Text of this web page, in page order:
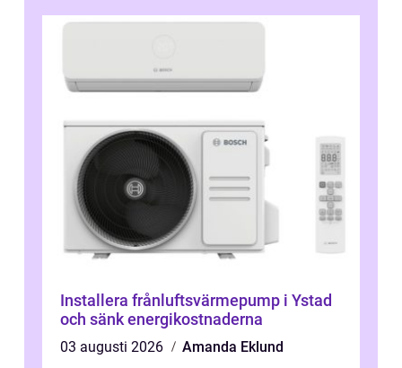
Installera frånluftsvärmepump i Ystad
och sänk energikostnaderna
03 augusti 2026
Amanda Eklund